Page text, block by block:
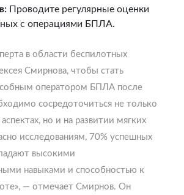
Проводите регулярные оценки
с операциями БПЛА.
в области беспилотных
Смирнова, чтобы стать
оператором БПЛА после
сосредоточиться не только
но и на развитии мягких
исследованиям, 70% успешных
высокими
навыками и способностью к
— отмечает Смирнов. Он